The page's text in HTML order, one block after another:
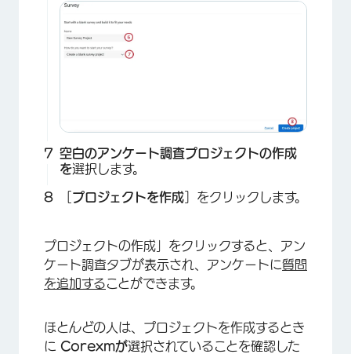
×
空白のアンケート調査プロジェクトの作成
を選択します。
プロジェクトを作成 ］をクリックします。
プロジェクトの作成」をクリックすると、アン
ケート調査タブが表示され、アンケートに質問
を追加することができます。
ほとんどの人は、プロジェクトを作成するとき
に Corexmが選択されていることを確認した